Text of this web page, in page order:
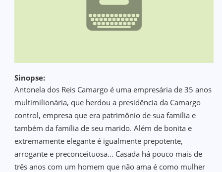
Sinopse:
Antonela dos Reis Camargo é uma empresária de 35 anos
multimilionária, que herdou a presidência da Camargo
control, empresa que era patrimônio de sua família e
também da família de seu marido. Além de bonita e
extremamente elegante é igualmente prepotente,
arrogante e preconceituosa... Casada há pouco mais de
três anos com um homem que não ama é como mulher